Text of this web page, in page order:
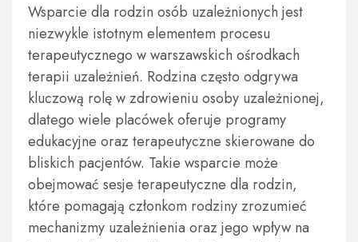
Wsparcie dla rodzin osób uzależnionych jest
niezwykle istotnym elementem procesu
terapeutycznego w warszawskich ośrodkach
terapii uzależnień. Rodzina często odgrywa
kluczową rolę w zdrowieniu osoby uzależnionej,
dlatego wiele placówek oferuje programy
edukacyjne oraz terapeutyczne skierowane do
bliskich pacjentów. Takie wsparcie może
obejmować sesje terapeutyczne dla rodzin,
które pomagają członkom rodziny zrozumieć
mechanizmy uzależnienia oraz jego wpływ na